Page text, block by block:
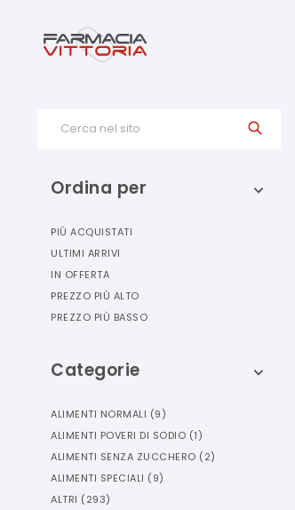
Cerca nel sito
Ordina per
PIÙ ACQUISTATI
ULTIMI ARRIVI
IN OFFERTA
PREZZO PIÙ ALTO
PREZZO PIÙ BASSO
Categorie
ALIMENTI NORMALI (9)
ALIMENTI POVERI DI SODIO (1)
ALIMENTI SENZA ZUCCHERO (2)
ALIMENTI SPECIALI (9)
ALTRI (293)